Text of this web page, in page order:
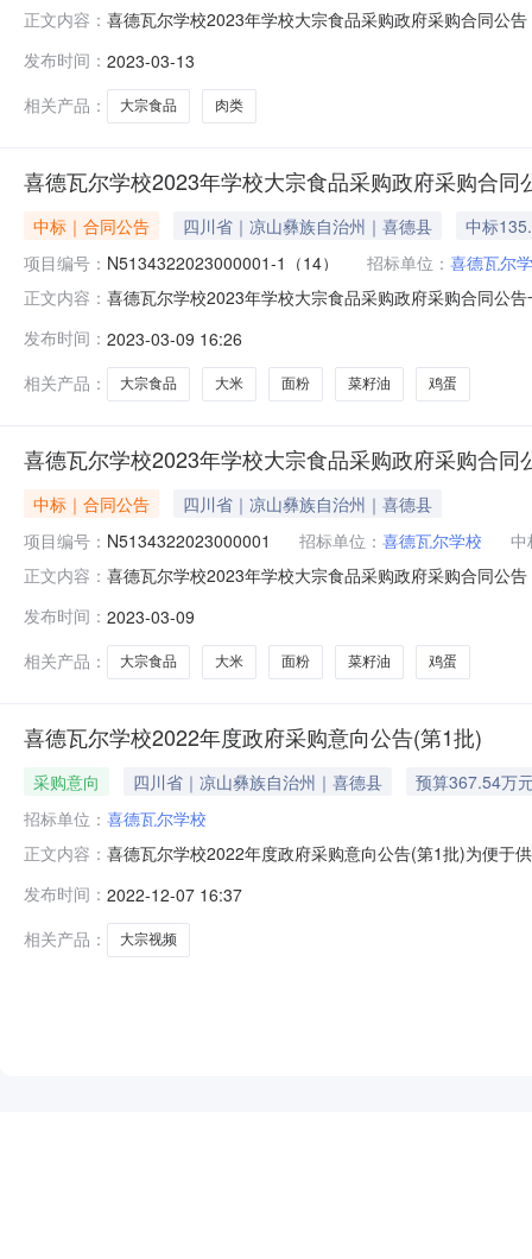
正文内容： 喜德瓦尔学校2023年学校大宗食品采购政府采购合同公
喜德瓦尔学校地址：喜德县喜德瓦尔学校联系方式：
发布时间： 2023-03-13
相关产品：
大宗食品 肉类
喜德瓦尔学校2023年学校大宗食品采购政府采购合同
中标｜合同公告 四川省｜凉山彝族自治州｜喜德县
中标
项目编号： N5134322023000001-1（14） 招标单位： 喜德瓦尔
正文内容： 喜德瓦尔学校2023年学校大宗食品采购政府采购合同公
州妙地食品有限公司地址：四川省凉山彝族自治州西昌
发布时间： 2023-03-09 16:26
相关产品：
大宗食品 大米 面粉 菜籽油 鸡蛋
喜德瓦尔学校2023年学校大宗食品采购政府采购合同
中标｜合同公告
四川省｜凉山彝族自治州｜喜德县
项目编号： N5134322023000001 招标单位： 喜德瓦尔学校
中
正文内容： 喜德瓦尔学校2023年学校大宗食品采购政府采购合同公
喜德瓦尔学校地址：喜德县喜德瓦尔学校联系方式：
发布时间： 2023-03-09
相关产品：
大宗食品 大米 面粉 菜籽油 鸡蛋
喜德瓦尔学校2022年度政府采购意向公告(第1批)
采购意向 四川省｜凉山彝族自治州｜喜德县
预算367.54万
招标单位： 喜德瓦尔学校
正文内容： 喜德瓦尔学校2022年度政府采购意向公告(第1批)为便于
要功能或目标：满足学生生活需求需满足的要求：按标
和采购文件
发布时间： 2022-12-07 16:37
相关产品：
大宗视频